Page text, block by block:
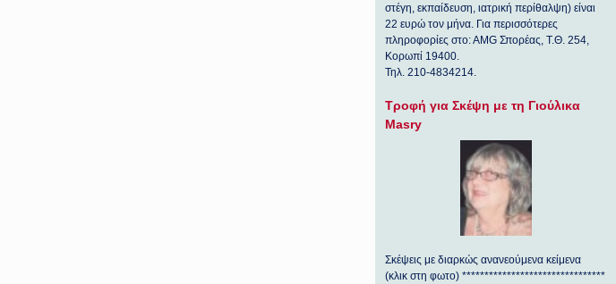
στέγη, εκπαίδευση, ιατρική περίθαλψη) είναι
22 ευρώ τον μήνα. Για περισσότερες
πληροφορίες στο: ΑΜG Σπορέας, Τ.Θ. 254,
Κορωπί 19400.
Τηλ. 210-4834214.
Τροφή για Σκέψη με τη Γιούλικα
Masry
Σκέψεις με διαρκώς ανανεούμενα κείμενα
(κλικ στη φωτο) ********************************